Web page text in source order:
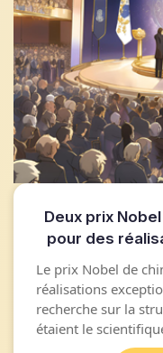
Deux prix
pour des
Le prix Nobel de
réalisations
recherche sur la
étaient le